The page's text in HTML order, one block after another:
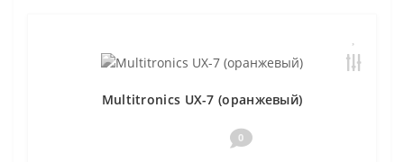
Multitronics UX-7 (оранжевый)
0